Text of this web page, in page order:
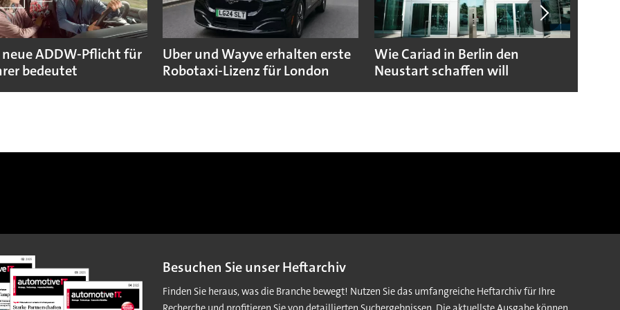
ADDW-Pflicht für
bedeutet
Uber und Wayve erhalten erste
Robotaxi-Lizenz für London
Wie Cariad in Berlin den
Neustart schaffen will
Besuchen Sie unser Heftarchiv
Finden Sie heraus, was die Branche bewegt! Nutzen Sie das umfangreiche Heftarchiv für Ihre